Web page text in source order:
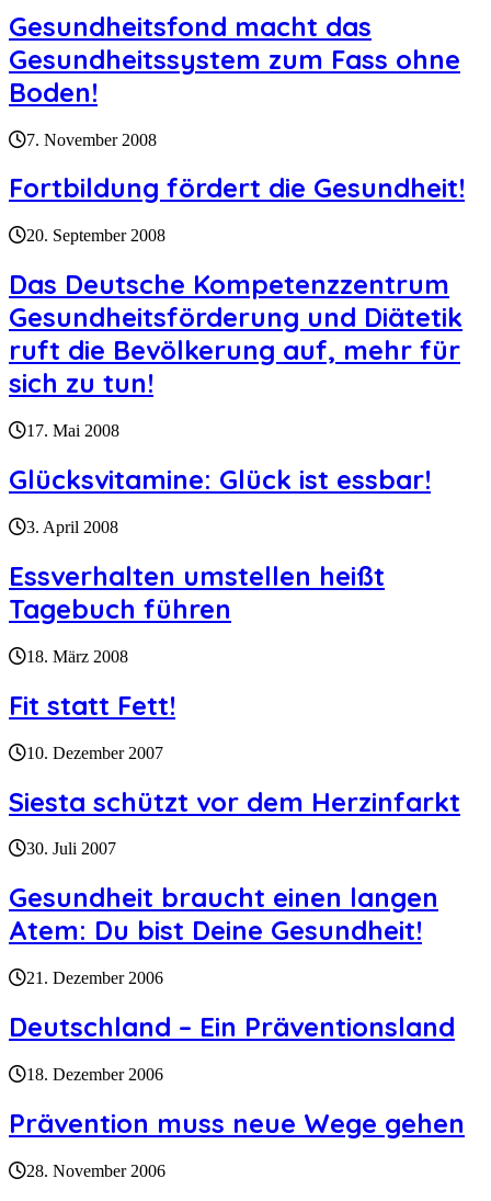
Gesundheitsfond macht das
Gesundheitssystem zum Fass ohne
Boden!
7. November 2008
Fortbildung fördert die Gesundheit!
20. September 2008
Das Deutsche Kompetenzzentrum
Gesundheitsförderung und Diätetik
ruft die Bevölkerung auf, mehr für
sich zu tun!
17. Mai 2008
Glücksvitamine: Glück ist essbar!
3. April 2008
Essverhalten umstellen heißt
Tagebuch führen
18. März 2008
Fit statt Fett!
10. Dezember 2007
Siesta schützt vor dem Herzinfarkt
30. Juli 2007
Gesundheit braucht einen langen
Atem: Du bist Deine Gesundheit!
21. Dezember 2006
Deutschland – Ein Präventionsland
18. Dezember 2006
Prävention muss neue Wege gehen
28. November 2006